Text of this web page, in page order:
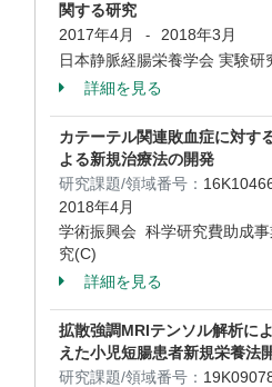
関する研究
2017年4月
-
2018年3月
日本静脈経腸栄養学会 実験研
詳細を見る
カテーテル関連敗血症に対す
よる新規治療法の開発
研究課題/領域番号：
2018年4月
学術振興会 科学研究費助成
究(C)
詳細を見る
拡散強調MRIテンソル解析に
えた小児短腸患者新規栄養法
研究課題/領域番号：